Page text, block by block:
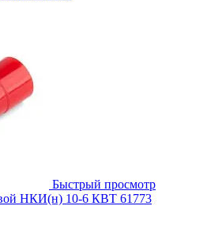
Быстрый просмотр
НКИ(н) 10-6 КВТ 61773